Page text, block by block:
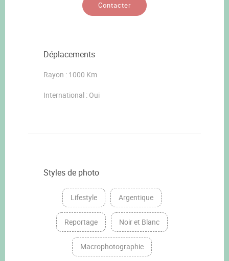
Contacter
Déplacements
Rayon : 1000 Km
International : Oui
Styles de photo
Lifestyle Argentique
Reportage Noir et Blanc
Macrophotographie